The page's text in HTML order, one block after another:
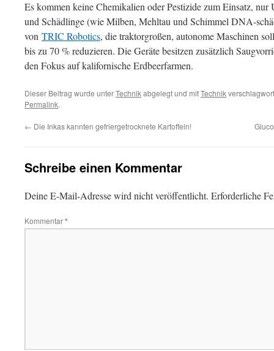
Es kommen keine Chemikalien oder Pestizide zum Einsatz,
und Schädlinge (wie Milben, Mehltau und Schimmel DNA-
von TRIC Robotics, die traktorgroßen, autonome Maschinen
bis zu 70 % reduzieren. Die Geräte besitzen zusätzlich
den Fokus auf kalifornische Erdbeerfarmen.
Dieser Beitrag wurde unterTechnikabgelegt und mitTechnik
Permalink.
← Die Inkas kannten gefriergetrocknete Kartoffeln!
Schreibe einen Kommentar
Deine E-Mail-Adresse wird nicht veröffentlicht. Erforderliche
Kommentar*